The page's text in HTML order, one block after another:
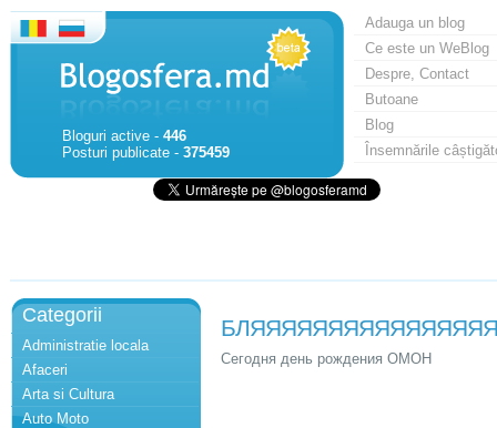
Bloguri active - 446
Posturi publicate - 375459
Adauga un blog
Ce este un WeBlog
Despre, Contact
Butoane
Blog
Însemnările
Categorii
Administratie locala
Afaceri
Arta si Cultura
Auto Moto
Сегодня день рождения ОМОН